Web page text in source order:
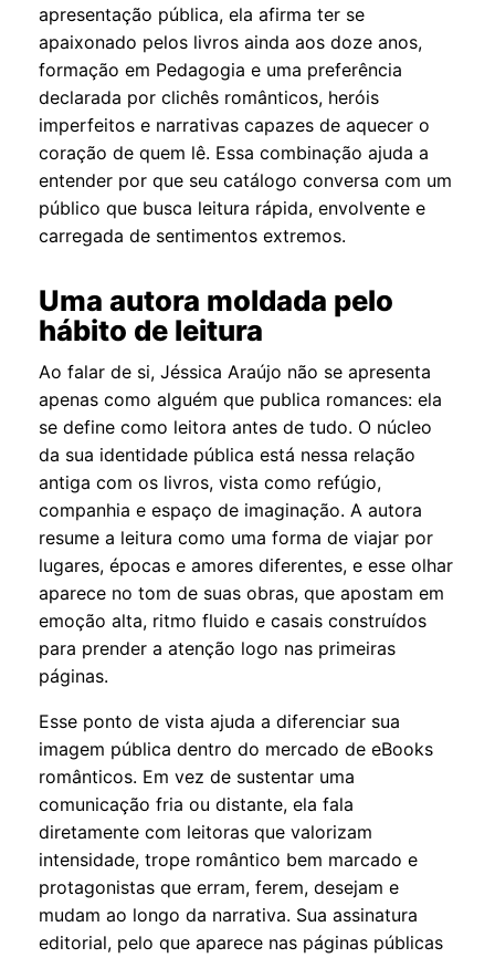
apresentação pública, ela afirma ter se
apaixonado pelos livros ainda aos doze anos,
formação em Pedagogia e uma preferência
declarada por clichês românticos, heróis
imperfeitos e narrativas capazes de aquecer o
coração de quem lê. Essa combinação ajuda a
entender por que seu catálogo conversa com um
público que busca leitura rápida, envolvente e
carregada de sentimentos extremos.
Uma autora moldada pelo
hábito de leitura
Ao falar de si, Jéssica Araújo não se apresenta
apenas como alguém que publica romances: ela
se define como leitora antes de tudo. O núcleo
da sua identidade pública está nessa relação
antiga com os livros, vista como refúgio,
companhia e espaço de imaginação. A autora
resume a leitura como uma forma de viajar por
lugares, épocas e amores diferentes, e esse olhar
aparece no tom de suas obras, que apostam em
emoção alta, ritmo fluido e casais construídos
para prender a atenção logo nas primeiras
páginas.
Esse ponto de vista ajuda a diferenciar sua
imagem pública dentro do mercado de eBooks
românticos. Em vez de sustentar uma
comunicação fria ou distante, ela fala
diretamente com leitoras que valorizam
intensidade, trope romântico bem marcado e
protagonistas que erram, ferem, desejam e
mudam ao longo da narrativa. Sua assinatura
editorial, pelo que aparece nas páginas públicas